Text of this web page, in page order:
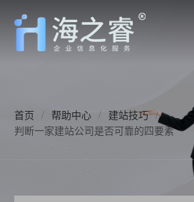
首页 / 帮助中心 / 建站技巧 /
判断一家建站公司是否可靠的四要素